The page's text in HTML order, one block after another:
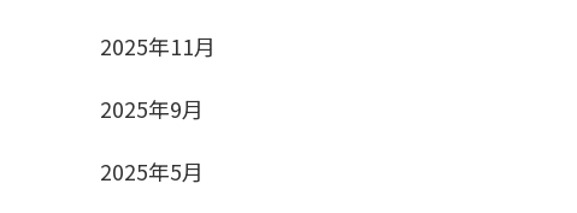
2025年11月
2025年9月
2025年5月